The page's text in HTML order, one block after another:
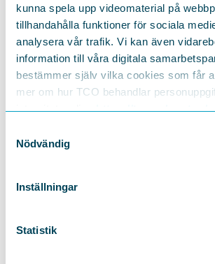
kunna spela upp videomaterial på
tillhandahålla funktioner för sociala
analysera vår trafik. Vi kan även
information till våra digitala
bestämmer själv vilka cookies som får
mer om hur TCO behandlar
integritetspolicyhttps://tco.se/om-tco/
Nödvändig
Inställningar
Statistik
Prenumerera på
innehållfrån TCO
TCO:s prenumerationstjänst gör att
mejl samma dag som vi publicerar
också prenumerera på våra